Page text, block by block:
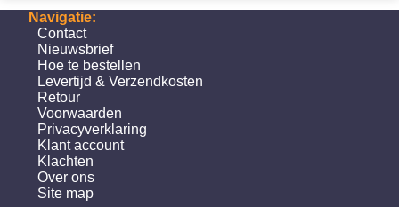
Navigatie:
Contact
Nieuwsbrief
Hoe te bestellen
Levertijd & Verzendkosten
Retour
Voorwaarden
Privacyverklaring
Klant account
Klachten
Over ons
Site map